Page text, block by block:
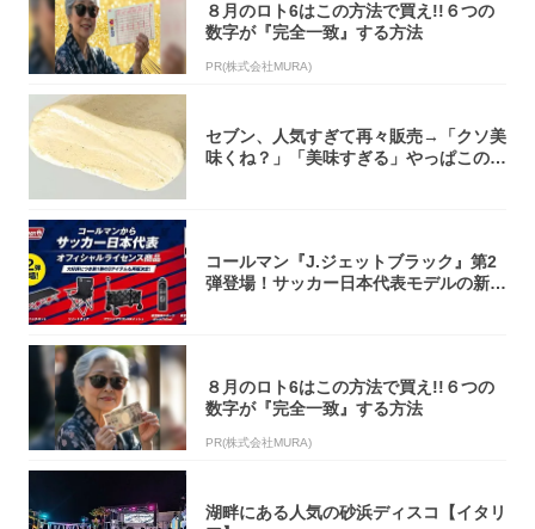
８月のロト6はこの方法で買え!!６つの
数字が『完全一致』する方法
PR(株式会社MURA)
セブン、人気すぎて再々販売→「クソ美
味くね？」「美味すぎる」やっぱこのク
コールマン『J.ジェットブラック』第2
弾登場！サッカー日本代表モデルの新作
８月のロト6はこの方法で買え!!６つの
数字が『完全一致』する方法
PR(株式会社MURA)
湖畔にある人気の砂浜ディスコ【イタリ